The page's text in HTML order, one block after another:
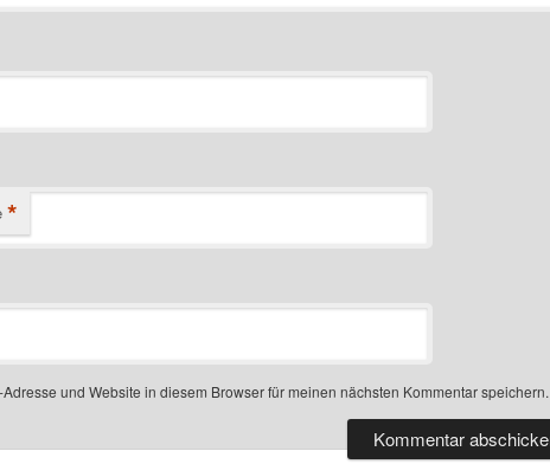
*
und Website in diesem Browser für meinen nächsten Kommentar speichern.